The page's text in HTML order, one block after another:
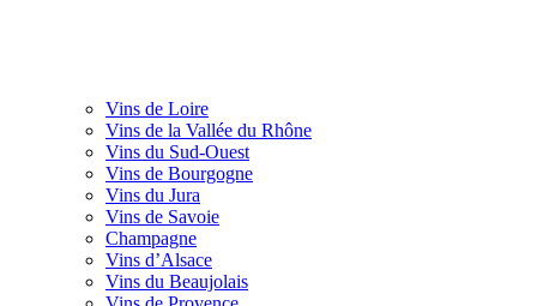
Vins de Loire
Vins de la Vallée du Rhône
Vins du Sud-Ouest
Vins de Bourgogne
Vins du Jura
Vins de Savoie
Champagne
Vins d’Alsace
Vins du Beaujolais